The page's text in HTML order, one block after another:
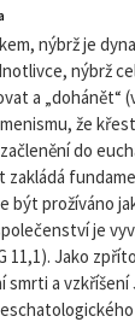
nýbrž je
nýbrž
a „dohánět“
že
do
zakládá
být prožíváno
je
11,1). Jako
a vzkříšení